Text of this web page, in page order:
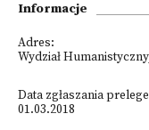
Informacje
Adres:
Wydział
Data zgłaszania
01.03.2018